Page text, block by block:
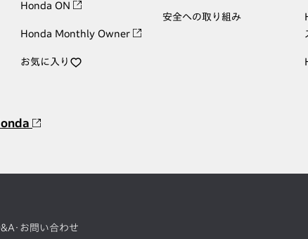
Honda ON
Honda Monthly Owner
お気に入り
安全への取り組み
・お問い合わせ